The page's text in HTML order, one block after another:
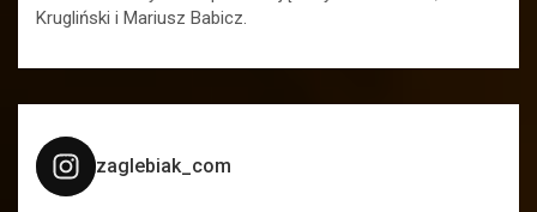
Krugliński i Mariusz Babicz.
zaglebiak_com